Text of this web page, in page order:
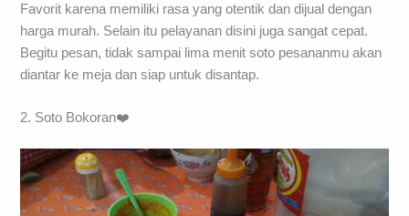
Favorit karena memiliki rasa yang otentik dan dijual dengan
harga murah. Selain itu pelayanan disini juga sangat cepat.
Begitu pesan, tidak sampai lima menit soto pesananmu akan
diantar ke meja dan siap untuk disantap.
2. Soto Bokoran❤️